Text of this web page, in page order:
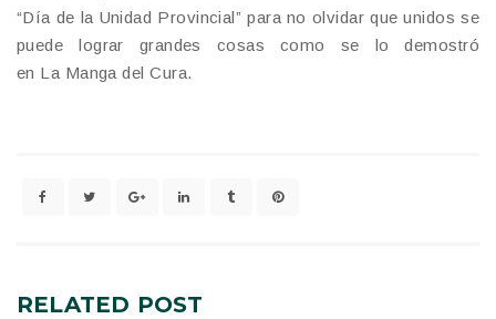
“Día de la Unidad Provincial” para no olvidar que unidos se
puede lograr grandes cosas como se lo demostró
en La Manga del Cura.
RELATED POST